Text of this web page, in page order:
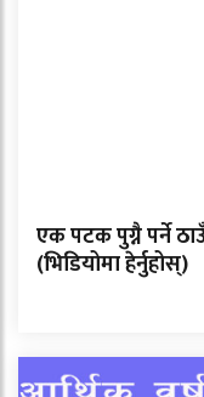
एक पटक पुग्नै पर्ने
(भिडियोमा हेर्नुहोस्)